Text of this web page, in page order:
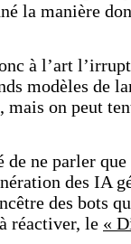
la manière
à l’art
modèles de
mais on peut
de ne parler
des IA
des bots
réactiver, le «